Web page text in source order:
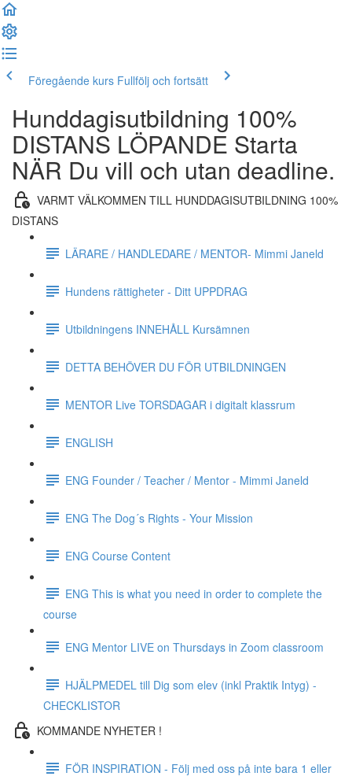
Föregående kurs Fullfölj och fortsätt
Hunddagisutbildning 100%
DISTANS LÖPANDE Starta
NÄR Du vill och utan deadline.
VARMT VÄLKOMMEN TILL HUNDDAGISUTBILDNING 100%
DISTANS
LÄRARE / HANDLEDARE / MENTOR- Mimmi Janeld
Hundens rättigheter - Ditt UPPDRAG
Utbildningens INNEHÅLL Kursämnen
DETTA BEHÖVER DU FÖR UTBILDNINGEN
MENTOR Live TORSDAGAR i digitalt klassrum
ENGLISH
ENG Founder / Teacher / Mentor - Mimmi Janeld
ENG The Dog´s Rights - Your Mission
ENG Course Content
ENG This is what you need in order to complete the
course
ENG Mentor LIVE on Thursdays in Zoom classroom
HJÄLPMEDEL till Dig som elev (inkl Praktik Intyg) -
CHECKLISTOR
KOMMANDE NYHETER !
FÖR INSPIRATION - Följ med oss ​​på inte bara 1 eller